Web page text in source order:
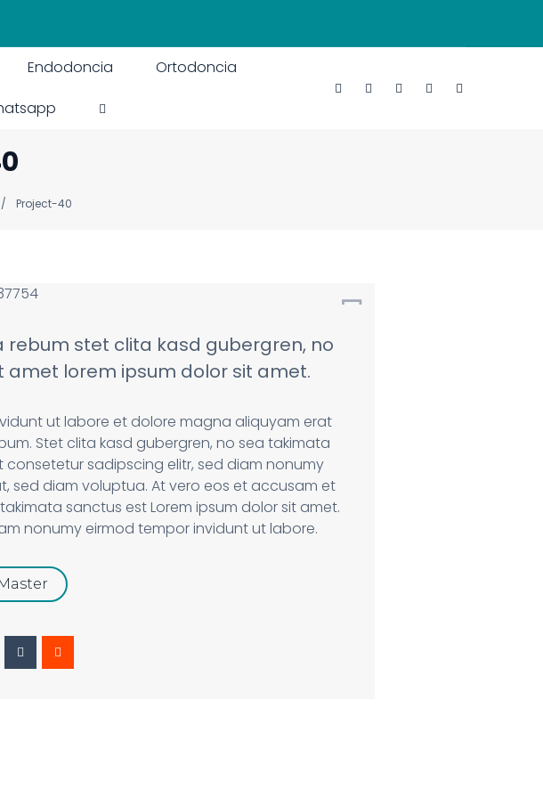
Endodoncia
Ortodoncia
Project-40
stet clita kasd gubergren, no
lorem ipsum dolor sit amet.
ut labore et dolore magna aliquyam erat
Stet clita kasd gubergren, no sea takimata
sadipscing elitr, sed diam nonumy
sed diam voluptua. At vero eos et accusam et
sanctus est Lorem ipsum dolor sit amet.
nonumy eirmod tempor invidunt ut labore.